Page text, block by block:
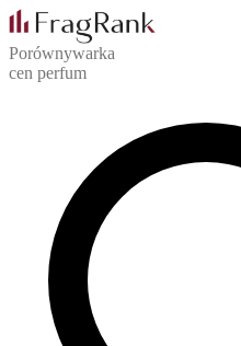
Porównywarka
cen perfum